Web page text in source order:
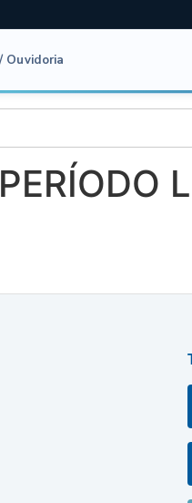
Ouvidoria